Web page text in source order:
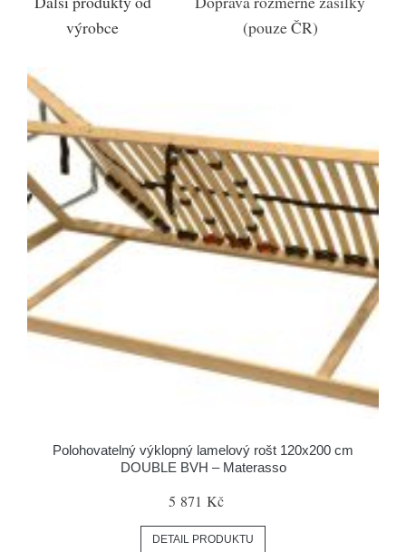
výrobce
(pouze ČR)
Polohovatelný výklopný lamelový rošt 120x200 cm
DOUBLE BVH – Materasso
5 871 Kč
DETAIL PRODUKTU